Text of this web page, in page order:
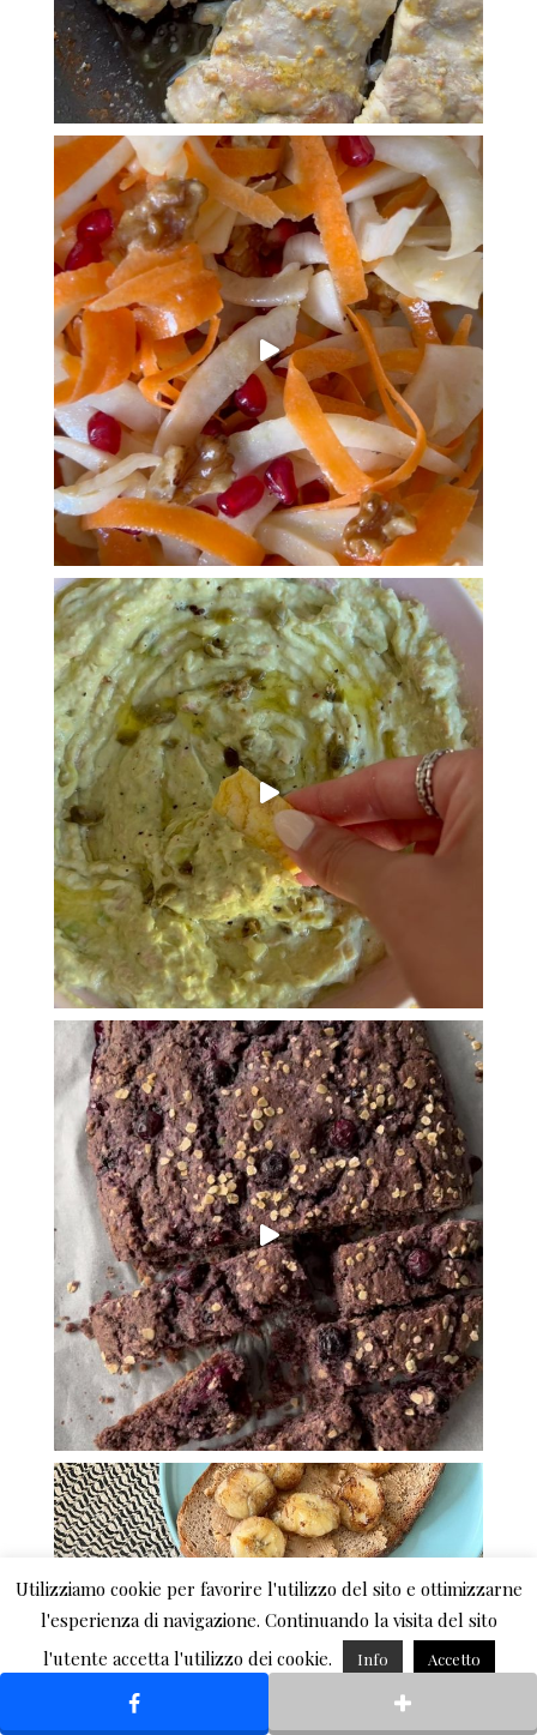
Utilizziamo cookie per favorire l'utilizzo del sito e ottimizzarne
l'esperienza di navigazione. Continuando la visita del sito
l'utente accetta l'utilizzo dei cookie.
Info Accetto